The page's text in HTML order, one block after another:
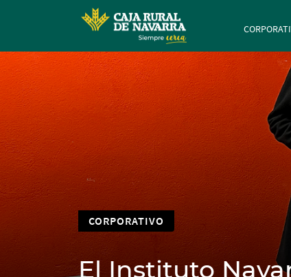
CORPORATIVO
El Instituto